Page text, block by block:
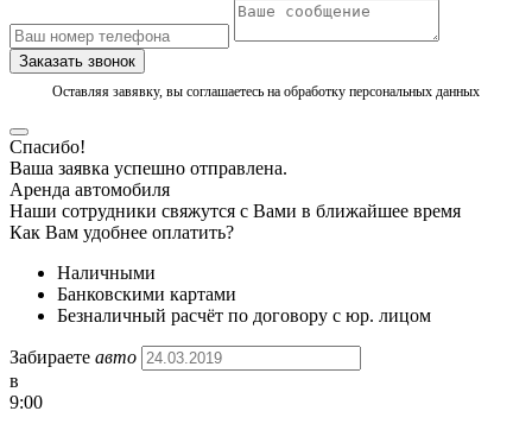
Заказать звонок
Оставляя завявку, вы соглашаетесь на обработку персональных данных
Спасибо!
Ваша заявка успешно отправлена.
Аренда автомобиля
Наши сотрудники свяжутся с Вами в ближайшее время
Как Вам удобнее оплатить?
Наличными
Банковскими картами
Безналичный расчёт по договору с юр. лицом
Забираете авто
в
9:00